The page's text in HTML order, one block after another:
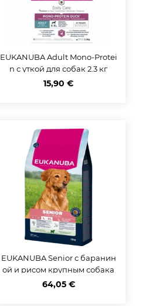
EUKANUBA Adult Mono-Protei
n с уткой для собак 2.3 кг
15,90 €
EUKANUBA Senior с баранин
ой и рисом крупным собака
м 12 кг
64,05 €